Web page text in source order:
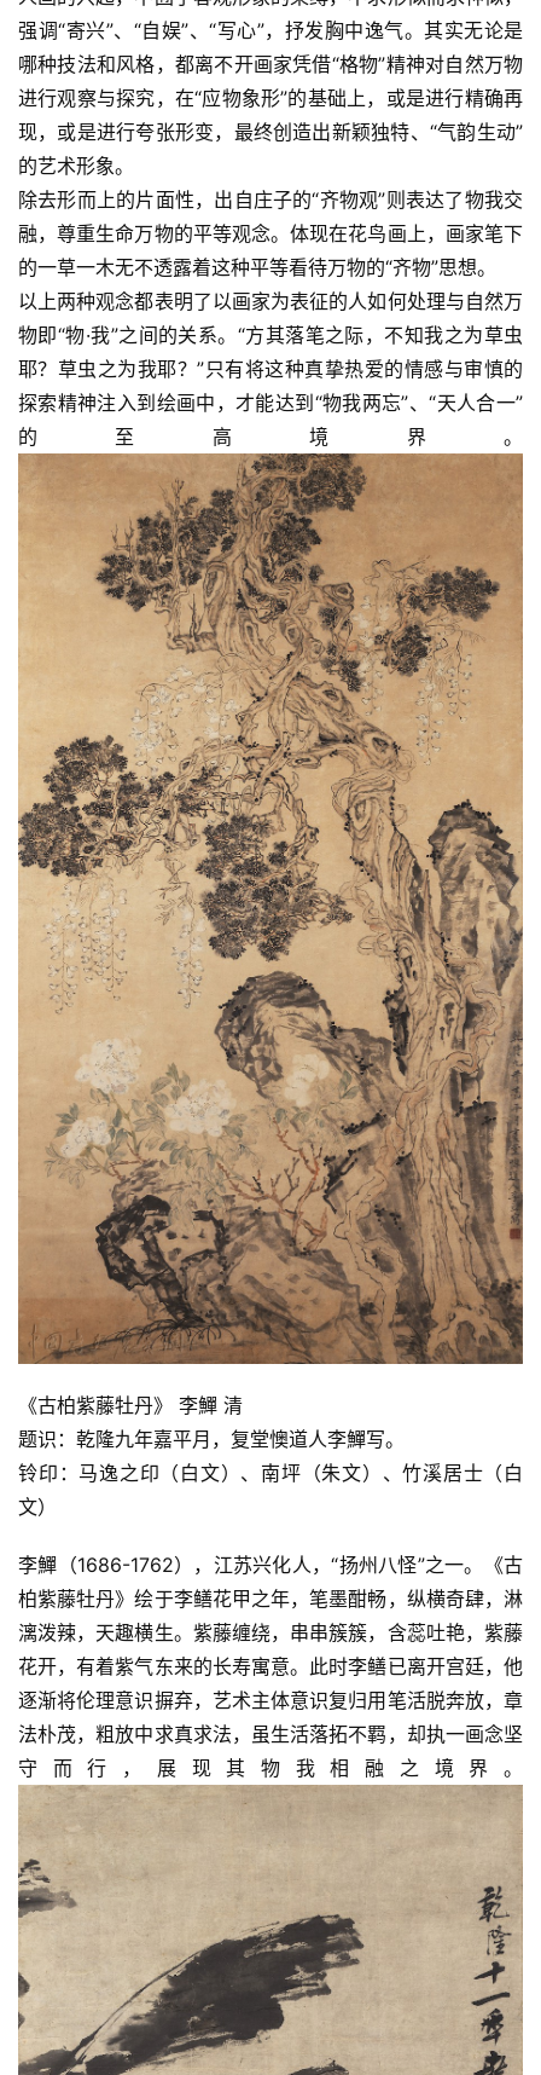
强调“寄兴”、“自娱”、“写心”，抒发胸中逸气。其实无论是
哪种技法和风格，都离不开画家凭借“格物”精神对自然万物
进行观察与探究，在“应物象形”的基础上，或是进行精确再
现，或是进行夸张形变，最终创造出新颖独特、“气韵生动”
的艺术形象。
除去形而上的片面性，出自庄子的“齐物观”则表达了物我交
融，尊重生命万物的平等观念。体现在花鸟画上，画家笔下
的一草一木无不透露着这种平等看待万物的“齐物”思想。
以上两种观念都表明了以画家为表征的人如何处理与自然万
物即“物·我”之间的关系。“方其落笔之际，不知我之为草虫
耶？草虫之为我耶？”只有将这种真挚热爱的情感与审慎的
探索精神注入到绘画中，才能达到“物我两忘”、“天人合一”
的至高境界。
《古柏紫藤牡丹》 李鱓 清
题识：乾隆九年嘉平月，复堂懊道人李鱓写。
铃印：马逸之印（白文）、南坪（朱文）、竹溪居士（白
文）
李鱓（1686-1762），江苏兴化人，“扬州八怪”之一。《古
柏紫藤牡丹》绘于李鳝花甲之年，笔墨酣畅，纵横奇肆，淋
漓泼辣，天趣横生。紫藤缠绕，串串簇簇，含蕊吐艳，紫藤
花开，有着紫气东来的长寿寓意。此时李鳝已离开宫廷，他
逐渐将伦理意识摒弃，艺术主体意识复归用笔活脱奔放，章
法朴茂，粗放中求真求法，虽生活落拓不羁，却执一画念坚
守而行，展现其物我相融之境界。